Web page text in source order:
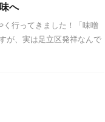
へ
行ってきました！「味噌
が、実は足立区発祥なんで